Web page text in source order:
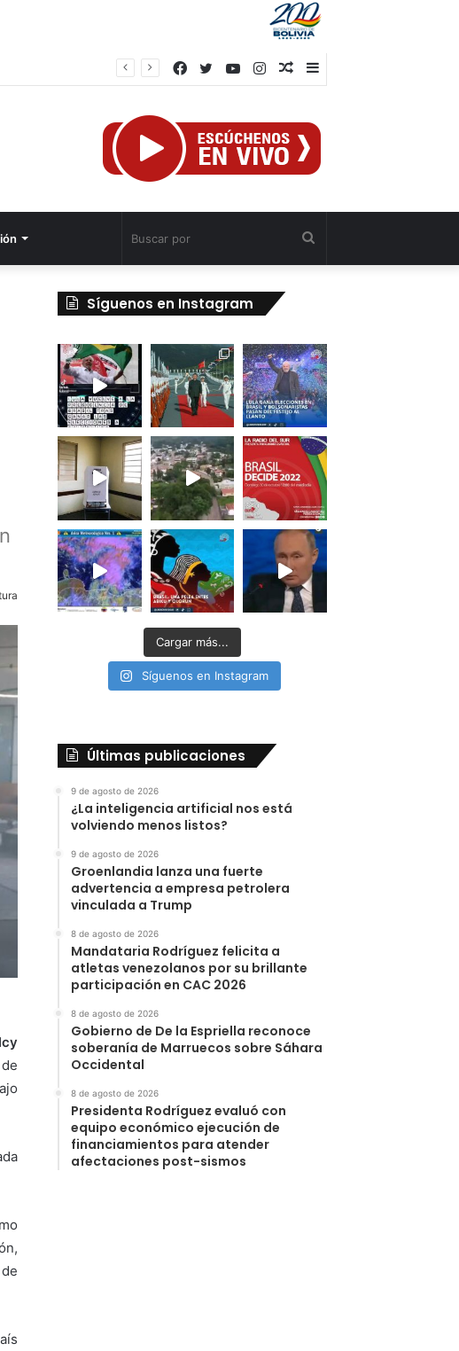
a Trump
Barra
Publicación
azar
Instagram
YouTube
Twitter
Facebook
Síguenos en Instagram
Cargar más...
Síguenos en Instagram
Últimas publicaciones
9 de agosto de 2026
¿La inteligencia artificial nos está
volviendo menos listos?
9 de agosto de 2026
Groenlandia lanza una fuerte
advertencia a empresa petrolera
vinculada a Trump
8 de agosto de 2026
Mandataria Rodríguez felicita a
atletas venezolanos por su brillante
participación en CAC 2026
8 de agosto de 2026
Gobierno de De la Espriella reconoce
soberanía de Marruecos sobre Sáhara
Occidental
8 de agosto de 2026
Presidenta Rodríguez evaluó con
equipo económico ejecución de
financiamientos para atender
afectaciones post-sismos